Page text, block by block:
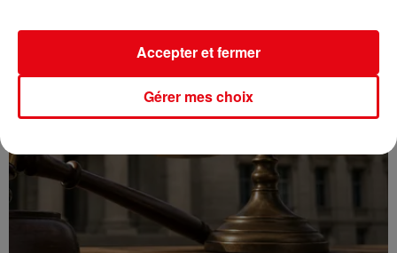
Gérer mes choix
Accepter et fermer